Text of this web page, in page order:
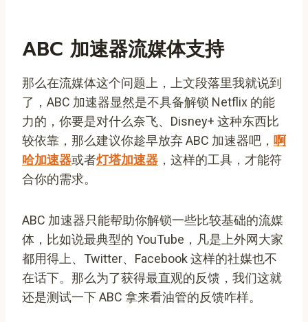
ABC 加速器流媒体支持
那么在流媒体这个问题上，上文段落里我就说到
了，ABC 加速器显然是不具备解锁 Netflix 的能
力的，你要是对什么奈飞、Disney+ 这种东西比
较依靠，那么建议你趁早放弃 ABC 加速器吧， 啊
哈加速器或者灯塔加速器 ，这样的工具，才能符
合你的需求。
ABC 加速器只能帮助你解锁一些比较基础的流媒
体，比如说最典型的 YouTube，凡是上外网大家
都用得上、Twitter、Facebook 这样的社媒也不
在话下。那么为了获得最直观的反馈，我们这就
还是测试一下 ABC 拿来看油管的反馈咋样。